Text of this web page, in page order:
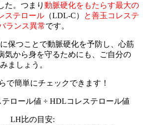
た。つまり 動脈硬化をもたらす最大の
ステロール （LDL-C）
と善玉コレステ
ランス異常です。
保つことで動脈硬化を予防し、心筋
気から身を守るためにも、ご自分の
ましょう。
で簡単にチェックできます！
ロール値 ÷ HDLコレステロール値
LH比の目安: